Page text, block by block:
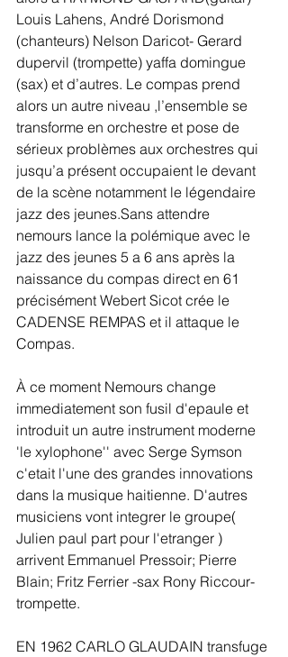
Louis Lahens, André Dorismond
(chanteurs) Nelson Daricot- Gerard
dupervil (trompette) yaffa domingue
(sax) et d’autres. Le compas prend
alors un autre niveau ,l’ensemble se
transforme en orchestre et pose de
sérieux problèmes aux orchestres qui
jusqu’a présent occupaient le devant
de la scène notamment le légendaire
jazz des jeunes.Sans attendre
nemours lance la polémique avec le
jazz des jeunes 5 a 6 ans après la
naissance du compas direct en 61
précisément Webert Sicot crée le
CADENSE REMPAS et il attaque le
Compas.
À ce moment Nemours change
immediatement son fusil d'epaule et
introduit un autre instrument moderne
'le xylophone'' avec Serge Symson
c'etait l'une des grandes innovations
dans la musique haitienne. D'autres
musiciens vont integrer le groupe(
Julien paul part pour l'etranger )
arrivent Emmanuel Pressoir; Pierre
Blain; Fritz Ferrier -sax Rony Riccour-
trompette.
EN 1962 CARLO GLAUDAIN transfuge